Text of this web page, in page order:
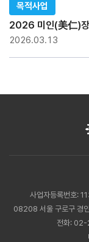
목적사업
2026.03.13
사업자등록번호:
08208 서울 구로구 경
전화: 02-